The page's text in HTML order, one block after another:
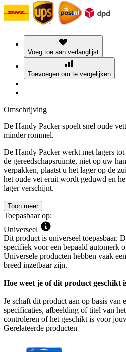
Voeg toe aan verlanglijst
Toevoegen om te vergelijken
Omschrijving
De Handy Packer spoelt snel oude
minder rommel.
De Handy Packer werkt met lagers
de gereedschapsruimte, niet op uw
verpakken, plaatst u het lager op de
het oude vet eruit wordt geduwd en
lager verschijnt.
Toon meer
Toepasbaar op:
Universeel
Dit product is universeel toepasbaar.
specifiek voor een bepaald automerk
Universele producten hebben vaak
breed inzetbaar zijn.
Hoe weet je of dit product geschikt
Je schaft dit product aan op basis van
specificaties, afbeelding of titel van
controleren of het geschikt is voor
Gerelateerde producten